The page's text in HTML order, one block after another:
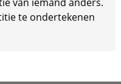
te ondertekenen